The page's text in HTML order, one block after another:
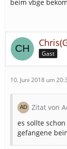
beim vbge
Gast
10. Juni 2018 um
Zitat von
es sollte
gefangene